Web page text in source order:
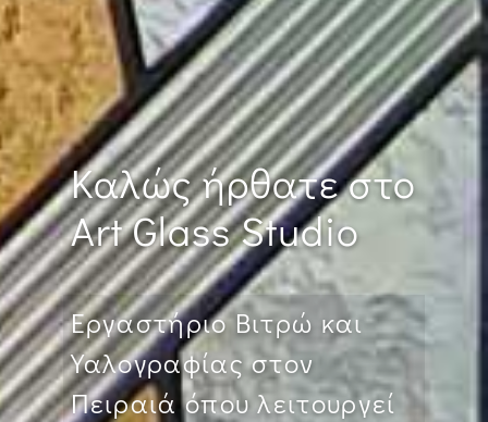
Καλώς ήρθατε στο
Art Glass Studio
Εργαστήριο Βιτρώ και
Υαλογραφίας στον
Πειραιά όπου λειτουργεί